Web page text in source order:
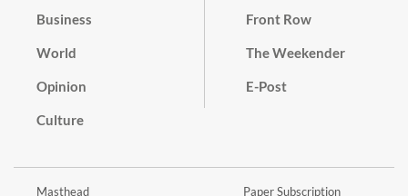
Business
World
Opinion
Culture
Front Row
The Weekender
E-Post
Masthead Paper Subscription